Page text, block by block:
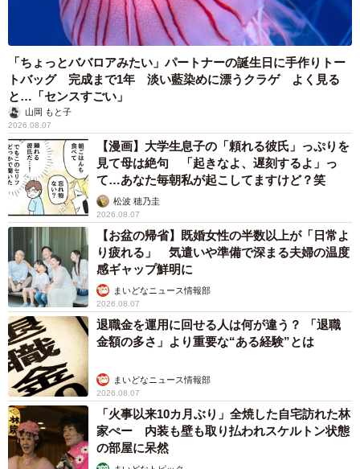
「ちょっとババロアみたい」パートナーの誕生日に手作りトー
トバッグ 完成まで1年 淡い藍染めに漂うクラゲ よく見る
と…「センスすごい」
山岡 もと子
2026.08.07
【漫画】大学生息子の「頼れる彼氏」っぷりを
見て母は絶句 「起きなよ、遅刻するよ」っ
て…あなた毎朝私が起こしてますけど？笑
松波 穂乃圭
2026.08.07
【お盆の帰省】既婚女性の半数以上が「日常よ
り疲れる」 気遣いや準備で深まる夫婦の温度
感ギャップ鮮明に
まいどなニュース情報部
2026.08.07
退職金を運用に回せる人は何が違う？ 「退職
金額の多さ」より重要な“ある経験”とは
まいどなニュース情報部
2026.08.07
「火事以来10カ月ぶり」全焼した自宅訪れた林
家ぺー 内装も壁も取り払われスケルトン状態
の部屋に呆然